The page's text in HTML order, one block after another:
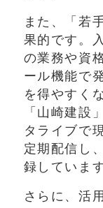
また、「若
果的です。
の業務や資
ール機能で
を得やすく
「山崎建設
タライブで
定期配信し
録しています
さらに、活